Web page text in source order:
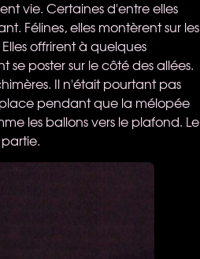
vie. Certaines d'entre elles
Félines, elles montèrent sur les
offrirent à quelques
poster sur le côté des allées.
Il n'était pourtant pas
pendant que la mélopée
les ballons vers le plafond. Le